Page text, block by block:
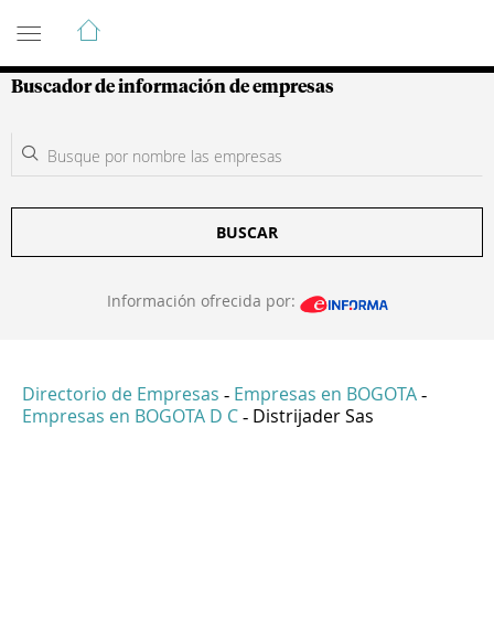
Guía de Empresas Colombianas
Buscador de información de empresas
BUSCAR
Información ofrecida por:
Directorio de Empresas - Empresas en BOGOTA -
Empresas en BOGOTA D C - Distrijader Sas